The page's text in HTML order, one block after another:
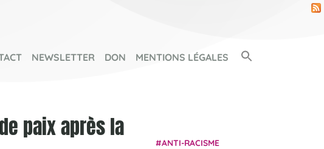
NEWSLETTER DON MENTIONS LÉGALES
paix après la
ANTI-RACISME